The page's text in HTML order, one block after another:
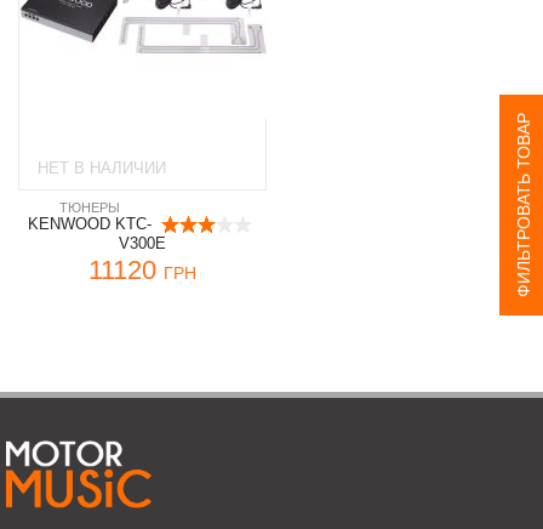
ФИЛЬТРОВАТЬ ТОВАР
НЕТ В НАЛИЧИИ
ТЮНЕРЫ
KENWOOD KTC-
V300E
11120 ГРН